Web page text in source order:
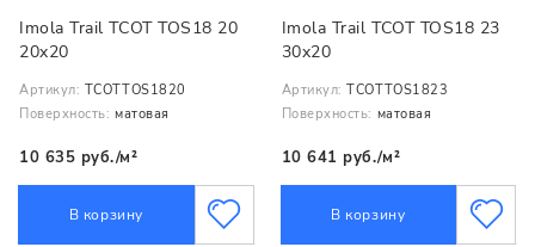
Imola Trail TCOT TOS18 20
20x20
Артикул: TCOTTOS1820
Поверхность: матовая
10 635 руб./м²
В корзину
Imola Trail TCOT TOS18 23
30x20
Артикул: TCOTTOS1823
Поверхность: матовая
10 641 руб./м²
В корзину